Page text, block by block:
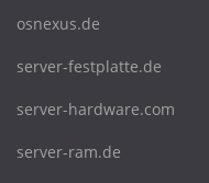
osnexus.de
server-festplatte.de
server-hardware.com
server-ram.de